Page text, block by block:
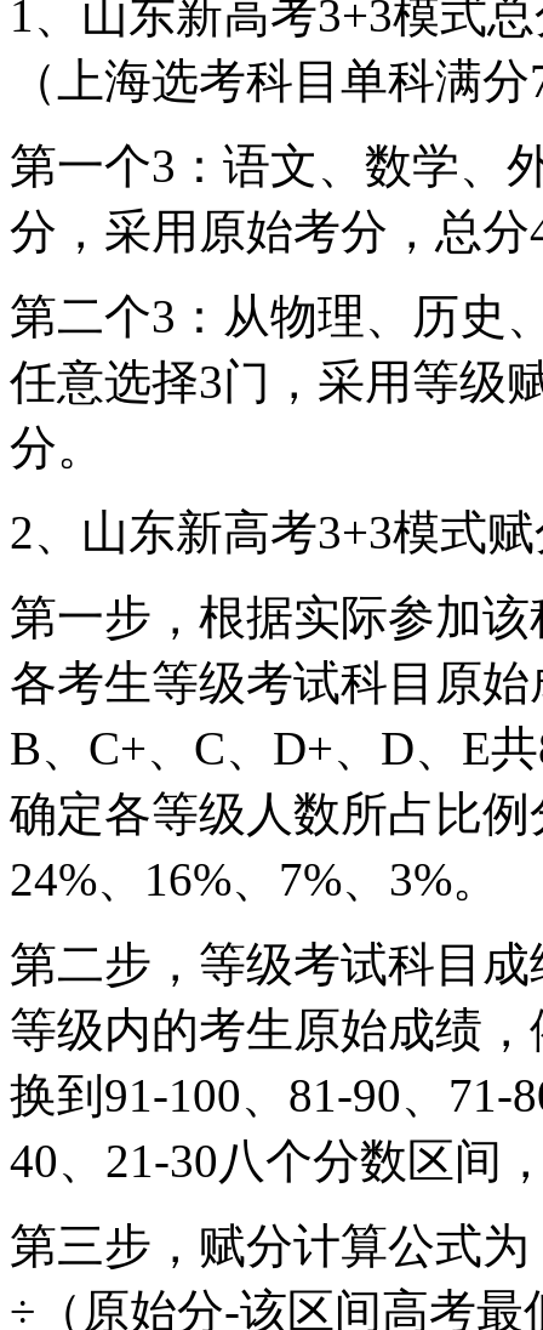
1、山东新高考3+3模式
（上海选考科目单科满
第一个3：语文、数学、
分，采用原始考分，总分
第二个3：从物理、历史
任意选择3门，采用等级
分。
2、山东新高考3+3模式
第一步，根据实际参加
各考生等级考试科目原
B、C+、C、D+、D、E
确定各等级人数所占比例
24%、16%、7%、3%。
第二步，等级考试科目
等级内的考生原始成绩
换到91-100、81-90、71-
40、21-30八个分数区间
第三步，赋分计算公式
÷（原始分-该区间高考